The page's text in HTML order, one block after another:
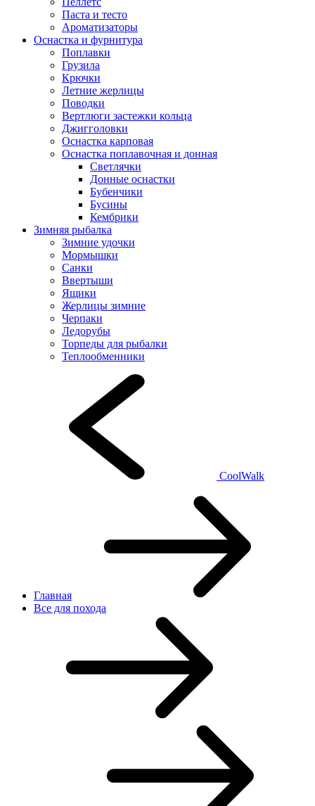
Паста и тесто
Ароматизаторы
Оснастка и фурнитура
Поплавки
Грузила
Крючки
Летние жерлицы
Поводки
Вертлюги застежки кольца
Джигголовки
Оснастка карповая
Оснастка поплавочная и донная
Светлячки
Донные оснастки
Бубенчики
Бусины
Кембрики
Зимняя рыбалка
Зимние удочки
Мормышки
Санки
Ввертыши
Ящики
Жерлицы зимние
Черпаки
Ледорубы
Торпеды для рыбалки
Теплообменники
CoolWalk
Главная
Все для похода